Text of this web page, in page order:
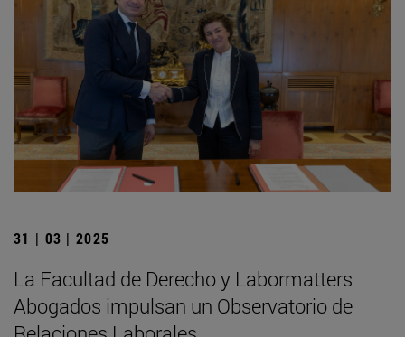
31 | 03 | 2025
La Facultad de Derecho y Labormatters
Abogados impulsan un Observatorio de